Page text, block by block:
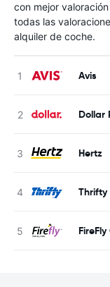
con mejor
todas las
alquiler de coche.
Avis
Dollar
Hertz
Thrifty